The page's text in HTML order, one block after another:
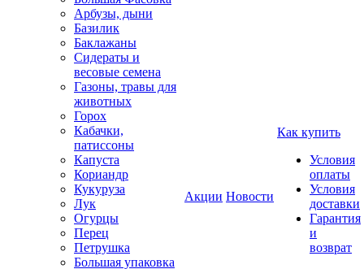
Арбузы, дыни
Базилик
Баклажаны
Сидераты и
весовые семена
Газоны, травы для
животных
Горох
Кабачки,
патиссоны
Капуста
Кориандр
Кукуруза
Лук
Огурцы
Перец
Петрушка
Большая упаковка
Акции Новости
Как купить
Условия
оплаты
Условия
доставки
Гарантия
и
возврат